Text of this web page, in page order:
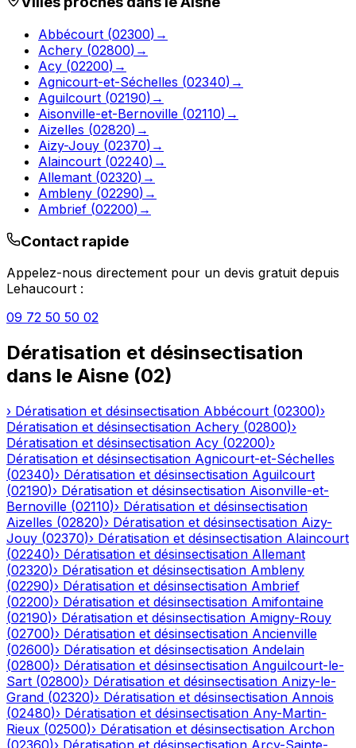
Abbécourt (02300) →
Achery (02800) →
Acy (02200) →
Agnicourt-et-Séchelles (02340) →
Aguilcourt (02190) →
Aisonville-et-Bernoville (02110) →
Aizelles (02820) →
Aizy-Jouy (02370) →
Alaincourt (02240) →
Allemant (02320) →
Ambleny (02290) →
Ambrief (02200) →
Contact rapide
Appelez-nous directement pour un devis gratuit depuis
Lehaucourt :
09 72 50 50 02
Dératisation et désinsectisation
dans le Aisne (02)
› Dératisation et désinsectisation Abbécourt (02300)›
Dératisation et désinsectisation Achery (02800)›
Dératisation et désinsectisation Acy (02200)›
Dératisation et désinsectisation Agnicourt-et-Séchelles
(02340)› Dératisation et désinsectisation Aguilcourt
(02190)› Dératisation et désinsectisation Aisonville-et-
Bernoville (02110)› Dératisation et désinsectisation
Aizelles (02820)› Dératisation et désinsectisation Aizy-
Jouy (02370)› Dératisation et désinsectisation Alaincourt
(02240)› Dératisation et désinsectisation Allemant
(02320)› Dératisation et désinsectisation Ambleny
(02290)› Dératisation et désinsectisation Ambrief
(02200)› Dératisation et désinsectisation Amifontaine
(02190)› Dératisation et désinsectisation Amigny-Rouy
(02700)› Dératisation et désinsectisation Ancienville
(02600)› Dératisation et désinsectisation Andelain
(02800)› Dératisation et désinsectisation Anguilcourt-le-
Sart (02800)› Dératisation et désinsectisation Anizy-le-
Grand (02320)› Dératisation et désinsectisation Annois
(02480)› Dératisation et désinsectisation Any-Martin-
Rieux (02500)› Dératisation et désinsectisation Archon